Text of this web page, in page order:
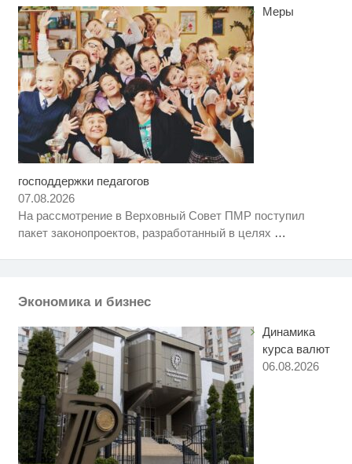
Меры
господдержки педагогов
07.08.2026
На рассмотрение в Верховный Совет ПМР поступил
пакет законопроектов, разработанный в целях …
Экономика и бизнес
Динамика
курса валют
06.08.2026
Скрытая камера на пляже
Ролик длится пару секунд, но
вы будете в шоке от увиденного